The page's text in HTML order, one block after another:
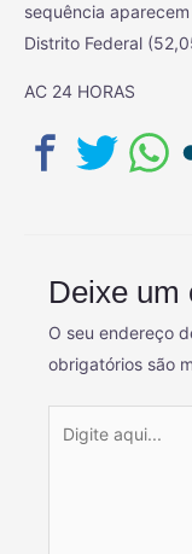
sequência
Distrito Federal
AC 24 HORAS
Deixe um
O seu endereço
obrigatórios são